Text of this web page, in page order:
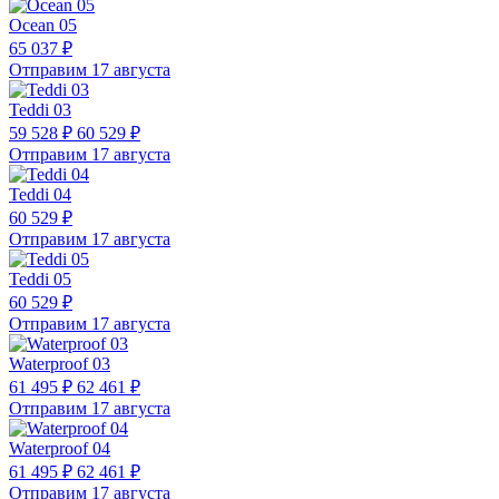
Ocean 05
65 037 ₽
Отправим 17 августа
Teddi 03
59 528 ₽ 60 529 ₽
Отправим 17 августа
Teddi 04
60 529 ₽
Отправим 17 августа
Teddi 05
60 529 ₽
Отправим 17 августа
Waterproof 03
61 495 ₽ 62 461 ₽
Отправим 17 августа
Waterproof 04
61 495 ₽ 62 461 ₽
Отправим 17 августа